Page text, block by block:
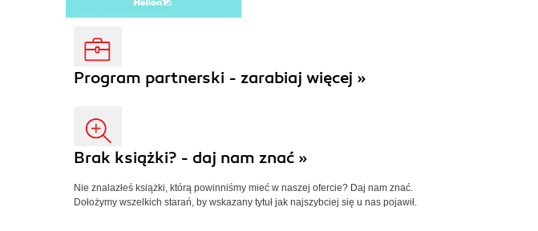
Program partnerski - zarabiaj więcej »
Brak książki? - daj nam znać »
Nie znalazłeś książki, którą powinniśmy mieć w naszej ofercie? Daj nam znać.
Dołożymy wszelkich starań, by wskazany tytuł jak najszybciej się u nas pojawił.